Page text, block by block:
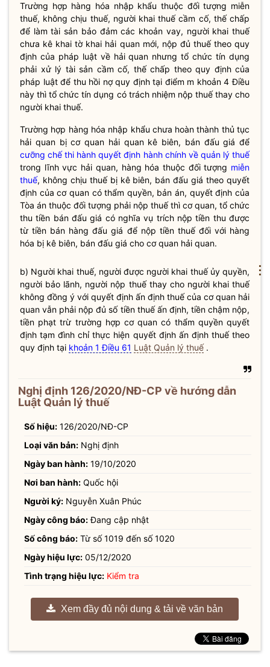
Trường hợp hàng hóa nhập khẩu thuộc đối tượng miễn
thuế, không chịu thuế, người khai thuế cầm cố, thế chấp
để làm tài sản bảo đảm các khoản vay, người khai thuế
chưa kê khaitờ khai hải quanmới, nộp đủ thuế theo quy
định của pháp luậtvề hải quan nhưng tổ chức tín dụng
phải xử lý tài sản cầm cố, thế chấp theo quy định của
pháp luậtđể thu hồi nợ quy định tại điểm m khoản 4 Điều
này thì tổ chức tín dụng có trách nhiệm nộp thuế thay cho
người khai thuế.
Trường hợp hàng hóa nhập khẩu chưa hoàn thành thủ tục
hải quanbị cơ quan hải quankê biên, bán đấu giá để
cưỡng chế thi hành quyết định hành chính về quản lý thuế
trong lĩnh vực hải quan, hàng hóa thuộc đối tượng miễn
thuế, không chịu thuế bị kê biên, bán đấu giá theo quyết
định của cơ quan có thẩm quyền, bản án, quyết định của
Tòa án thuộc đối tượng phải nộp thuế thì cơ quan, tổ chức
thu tiền bán đấu giá có nghĩa vụ trích nộp tiền thu được
từ tiền bán hàng đấu giá để nộp tiền thuế đối với hàng
hóa bị kê biên, bán đấu giá cho cơ quan hải quan.
b) Người khai thuế, người được người khai thuếủyquyền,
người bảo lãnh, người nộp thuếthay cho người khai thuế
không đồng ý với quyết định ấn định thuếcủa cơ quan hải
quan vẫn phải nộp đủ số tiền thuếấn định, tiền chậm nộp,
tiền phạt trừ trường hợp cơ quan có thẩm quyềnquyết
định tạm đình chỉ thực hiện quyết định ấn định thuếtheo
quy định tại khoản 1 Điều 61 Luật Quản lý thuế.
Nghị định 126/2020/NĐ-CP về hướng dẫn
Luật Quản lý thuế
Số hiệu: 126/2020/NĐ-CP
Loại văn bản: Nghị định
Ngày ban hành: 19/10/2020
Nơi ban hành: Quốc hội
Người ký: Nguyễn Xuân Phúc
Ngày công báo:Đang cập nhật
Số công báo: Từ số 1019 đến số 1020
Ngày hiệu lực: 05/12/2020
Tình trạng hiệu lực: Kiểm tra
Xem đầy đủ nội dung & tải về văn bản
⋮